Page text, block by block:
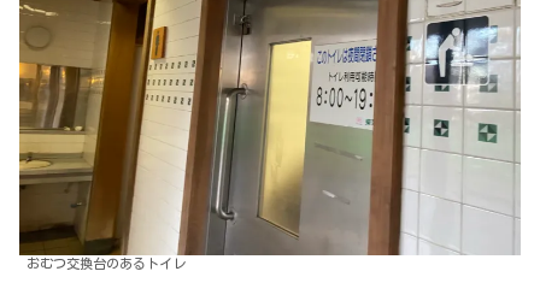
おむつ交換台のあるトイレ